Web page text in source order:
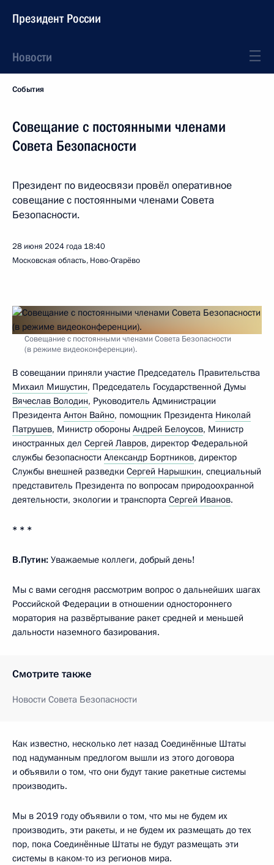
Президент России
Новости
События
Совещание с постоянными членами
Совета Безопасности
Президент по видеосвязи провёл оперативное
совещание с постоянными членами Совета
Безопасности.
28 июня 2024 года 18:40
Московская область, Ново-Огарёво
Совещание с постоянными членами Совета Безопасности
(в режиме видеоконференции).
В совещании приняли участие Председатель Правительства
Михаил Мишустин, Председатель Государственной Думы
Вячеслав Володин, Руководитель Администрации
Президента Антон Вайно, помощник Президента Николай
Патрушев, Министр обороны Андрей Белоусов, Министр
иностранных дел Сергей Лавров, директор Федеральной
службы безопасности Александр Бортников, директор
Службы внешней разведки Сергей Нарышкин, специальный
представитель Президента по вопросам природоохранной
деятельности, экологии и транспорта Сергей Иванов.
* * *
В.Путин: Уважаемые коллеги, добрый день!
Мы с вами сегодня рассмотрим вопрос о дальнейших шагах
Российской Федерации в отношении одностороннего
моратория на развёртывание ракет средней и меньшей
дальности наземного базирования.
Смотрите также
Новости Совета Безопасности
Как известно, несколько лет назад Соединённые Штаты
под надуманным предлогом вышли из этого договора
и объявили о том, что они будут такие ракетные системы
производить.
Мы в 2019 году объявили о том, что мы не будем их
производить, эти ракеты, и не будем их размещать до тех
пор, пока Соединённые Штаты не будут размещать эти
системы в каком-то из регионов мира.